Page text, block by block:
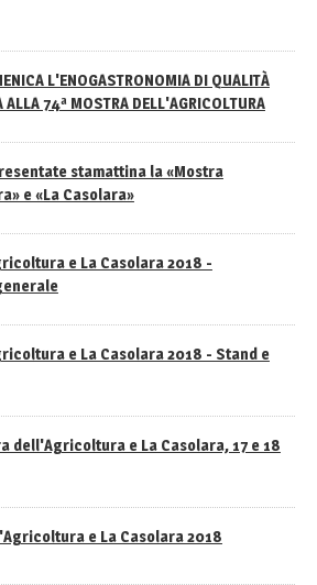
L'ENOGASTRONOMIA DI QUALITÀ
ALLA 74ª MOSTRA DELL'AGRICOLTURA
stamattina la «Mostra
e «La Casolara»
e La Casolara 2018 -
e La Casolara 2018 - Stand e
dell'Agricoltura e La Casolara, 17 e 18
e La Casolara 2018